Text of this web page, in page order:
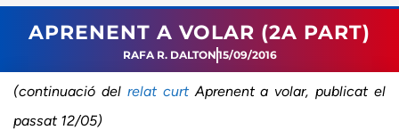
APRENENT A VOLAR (2A PART)
RAFA R. DALTON 15/09/2016
(continuació del relat curtAprenent a volar, publicat el
passat 12/05)